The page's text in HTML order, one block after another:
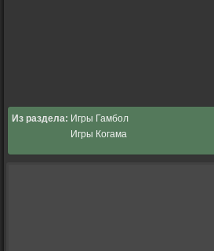
Из раздела: Игры Гамбол
Игры Когама